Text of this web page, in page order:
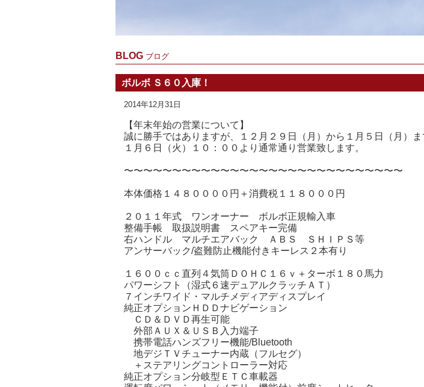
BLOG ブログ
ボルボ Ｓ６０入庫！
2014年12月31日
【年末年始の営業について】
誠に勝手ではありますが、１２月２９日（月）から１月５日（月）ま
１月６日（火）１０：００より通常通り営業致します。
〜〜〜〜〜〜〜〜〜〜〜〜〜〜〜〜〜〜〜〜〜〜〜〜〜〜〜〜〜
本体価格１４８００００円＋消費税１１８０００円
２０１１年式 ワンオーナー ボルボ正規輸入車
整備手帳 取扱説明書 スペアキー完備
右ハンドル マルチエアバック ＡＢＳ ＳＨＩＰＳ等
アンサーバック/盗難防止機能付きキーレス２本有り
１６００ｃｃ直列４気筒ＤＯＨＣ１６ｖ＋ターボ１８０馬力
パワーシフト（湿式６速デュアルクラッチＡＴ）
７インチワイド・マルチメディアディスプレイ
純正オプションＨＤＤナビゲーション
ＣＤ＆ＤＶＤ再生可能
外部ＡＵＸ＆ＵＳＢ入力端子
携帯電話ハンズフリー機能/Bluetooth
地デジＴＶチューナー内蔵（フルセグ）
＋ステアリングコントローラー対応
純正オプション分岐型ＥＴＣ車載器